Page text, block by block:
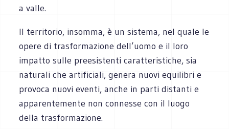
a valle.
Il territorio, insomma, è un sistema, nel quale le
opere di trasformazione dell’uomo e il loro
impatto sulle preesistenti caratteristiche, sia
naturali che artificiali, genera nuovi equilibri e
provoca nuovi eventi, anche in parti distanti e
apparentemente non connesse con il luogo
della trasformazione.